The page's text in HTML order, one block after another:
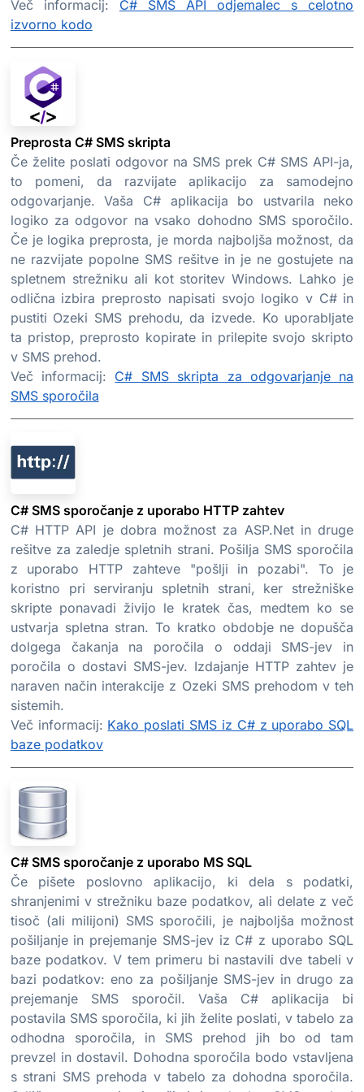
Več informacij: C# SMS API odjemalec s celotno
izvorno kodo
Preprosta C# SMS skripta
Če želite poslati odgovor na SMS prek C# SMS API-ja,
to pomeni, da razvijate aplikacijo za samodejno
odgovarjanje. Vaša C# aplikacija bo ustvarila neko
logiko za odgovor na vsako dohodno SMS sporočilo.
Če je logika preprosta, je morda najboljša možnost, da
ne razvijate popolne SMS rešitve in je ne gostujete na
spletnem strežniku ali kot storitev Windows. Lahko je
odlična izbira preprosto napisati svojo logiko v C# in
pustiti Ozeki SMS prehodu, da izvede. Ko uporabljate
ta pristop, preprosto kopirate in prilepite svojo skripto
v SMS prehod.
Več informacij: C# SMS skripta za odgovarjanje na
SMS sporočila
C# SMS sporočanje z uporabo HTTP zahtev
C# HTTP API je dobra možnost za ASP.Net in druge
rešitve za zaledje spletnih strani. Pošilja SMS sporočila
z uporabo HTTP zahteve "pošlji in pozabi". To je
koristno pri serviranju spletnih strani, ker strežniške
skripte ponavadi živijo le kratek čas, medtem ko se
ustvarja spletna stran. To kratko obdobje ne dopušča
dolgega čakanja na poročila o oddaji SMS-jev in
poročila o dostavi SMS-jev. Izdajanje HTTP zahtev je
naraven način interakcije z Ozeki SMS prehodom v teh
sistemih.
Več informacij: Kako poslati SMS iz C# z uporabo SQL
baze podatkov
C# SMS sporočanje z uporabo MS SQL
Če pišete poslovno aplikacijo, ki dela s podatki,
shranjenimi v strežniku baze podatkov, ali delate z več
tisoč (ali milijoni) SMS sporočili, je najboljša možnost
pošiljanje in prejemanje SMS-jev iz C# z uporabo SQL
baze podatkov. V tem primeru bi nastavili dve tabeli v
bazi podatkov: eno za pošiljanje SMS-jev in drugo za
prejemanje SMS sporočil. Vaša C# aplikacija bi
postavila SMS sporočila, ki jih želite poslati, v tabelo za
odhodna sporočila, in SMS prehod jih bo od tam
prevzel in dostavil. Dohodna sporočila bodo vstavljena
s strani SMS prehoda v tabelo za dohodna sporočila.